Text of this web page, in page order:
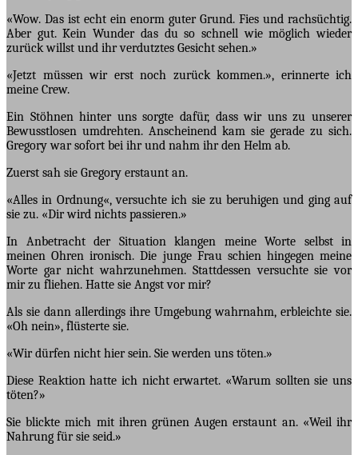
«Wow. Das ist echt ein enorm guter Grund. Fies und rachsüchtig.
Aber gut. Kein Wunder das du so schnell wie möglich wieder
zurück willst und ihr verdutztes Gesicht sehen.»
«Jetzt müssen wir erst noch zurück kommen.», erinnerte ich
meine Crew.
Ein Stöhnen hinter uns sorgte dafür, dass wir uns zu unserer
Bewusstlosen umdrehten. Anscheinend kam sie gerade zu sich.
Gregory war sofort bei ihr und nahm ihr den Helm ab.
Zuerst sah sie Gregory erstaunt an.
«Alles in Ordnung«, versuchte ich sie zu beruhigen und ging auf
sie zu. «Dir wird nichts passieren.»
In Anbetracht der Situation klangen meine Worte selbst in
meinen Ohren ironisch. Die junge Frau schien hingegen meine
Worte gar nicht wahrzunehmen. Stattdessen versuchte sie vor
mir zu fliehen. Hatte sie Angst vor mir?
Als sie dann allerdings ihre Umgebung wahrnahm, erbleichte sie.
«Oh nein», flüsterte sie.
«Wir dürfen nicht hier sein. Sie werden uns töten.»
Diese Reaktion hatte ich nicht erwartet. «Warum sollten sie uns
töten?»
Sie blickte mich mit ihren grünen Augen erstaunt an. «Weil ihr
Nahrung für sie seid.»